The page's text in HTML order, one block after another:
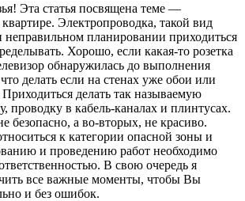
Эта статья посвящена теме —
Электропроводка, такой вид
неправильном планировании приходиться
Хорошо, если какая-то розетка
обнаружилась до выполнения
делать если на стенах уже обои или
делать так называемую
проводку в кабель-каналах и плинтусах.
безопасно, а во-вторых, не красиво.
к категории опасной зоны и
и проведению работ необходимо
В свою очередь я
все важные моменты, чтобы Вы
и без ошибок.